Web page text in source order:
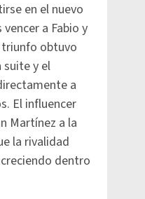
en el nuevo
a Fabio y
triunfo obtuvo
suite y el
a
El influencer
Martínez a la
la rivalidad
dentro